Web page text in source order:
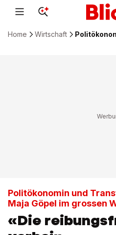
Home Wirtschaft
Politökonomin und
Maja Göpel im grossen
«Die